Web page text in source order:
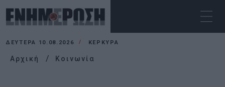
ΔΕΥΤΈΡΑ 10.08.2026 ΚΕΡΚΥΡΑ
Αρχική Κοινωνία